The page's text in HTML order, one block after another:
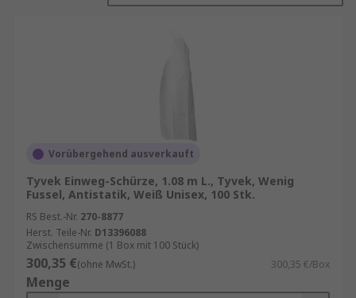
einen effektiven Schutz vor Verschmutzungen,
sind leicht anzulegen und bequem zu tragen.
Vorteile von Einweg-Schutzschürzen
Einwegschürzen werden aus hochwertigen
Materialien hergestellt, die sowohl
strapazierfähig als auch leicht sind. Dies
gewährleistet, dass sie den Anforderungen
des täglichen Gebrauchs standhalten und
Vorübergehend ausverkauft
Tyvek Einweg-Schürze, 1.08 m L., Tyvek, Wenig
Fussel, Antistatik, Weiß Unisex, 100 Stk.
RS Best.-Nr. 270-8877
Herst. Teile-Nr. D13396088
Zwischensumme (1 Box mit 100 Stück)
300,35 €(ohne MwSt.) 300,35 €/Box
Menge